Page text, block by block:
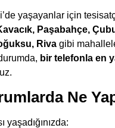
yaşayanlar için
Paşabahçe,
Riva gibi
bir telefonla en
Ne
yaşadığınızda: